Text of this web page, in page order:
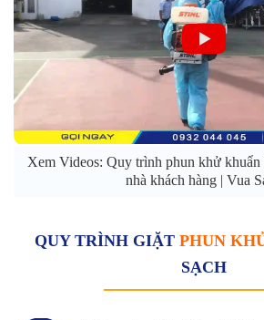
Xem Videos: Quy trình phun khử
nhà khách hàng | Vua
QUY TRÌNH GIẶT PHUN
SẠCH